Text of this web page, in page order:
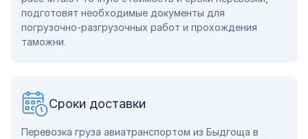
подготовят необходимые документы для
погрузочно-разгрузочных работ и прохождения
таможни.
Сроки доставки
Перевозка груза авиатранспортом из Быдгоща в